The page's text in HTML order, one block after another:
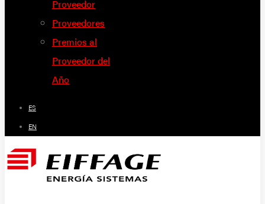
Proveedor
Proveedores
Premios al
Proveedor del
Año
ES
EN